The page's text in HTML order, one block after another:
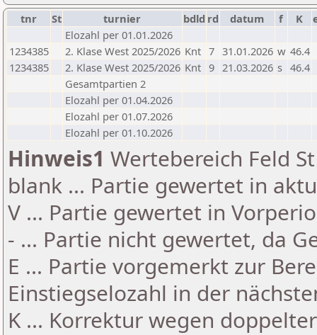
tnr St turnier bdld rd datum f K
Elozahl per 01.01.2026
1234385
2. Klase West 2025/2026 Knt 7 31.01.2026 w 46.4
1234385
2. Klase West 2025/2026 Knt 9 21.03.2026 s 46.4
Gesamtpartien 2
Elozahl per 01.04.2026
Elozahl per 01.07.2026
Elozahl per 01.10.2026
Hinweis1 Wertebereich Feld
blank ... Partie gewertet in
V ... Partie gewertet in
- ... Partie nicht gewertet, da
E ... Partie vorgemerkt zur
Einstiegselozahl in der
K ... Korrektur wegen